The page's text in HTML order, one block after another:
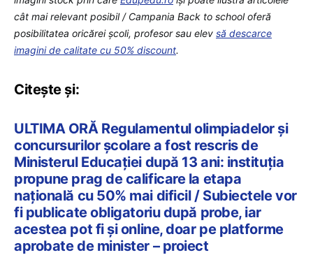
cât mai relevant posibil / Campania Back to school oferă
posibilitatea oricărei școli, profesor sau elev să descarce
imagini de calitate cu 50% discount.
Citește și:
ULTIMA ORĂ Regulamentul olimpiadelor și
concursurilor școlare a fost rescris de
Ministerul Educației după 13 ani: instituția
propune prag de calificare la etapa
națională cu 50% mai dificil / Subiectele vor
fi publicate obligatoriu după probe, iar
acestea pot fi și online, doar pe platforme
aprobate de minister – proiect